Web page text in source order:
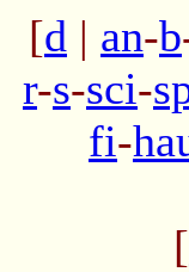
[d | an-b
r-s-sci-
fi-
[